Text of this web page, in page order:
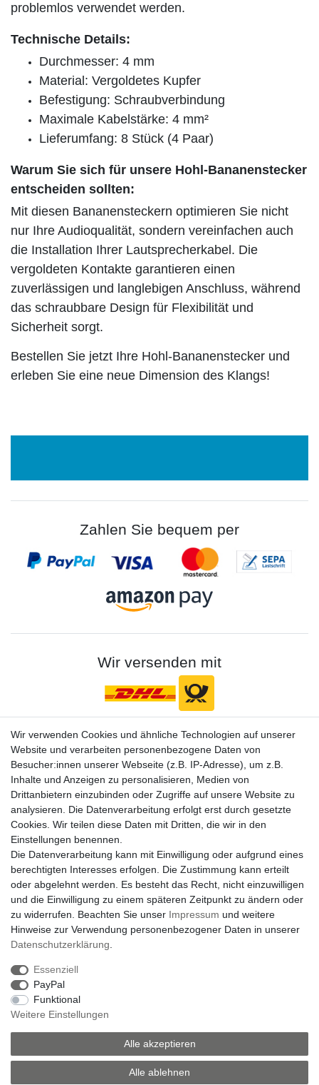
problemlos verwendet werden.
Technische Details:
Durchmesser: 4 mm
Material: Vergoldetes Kupfer
Befestigung: Schraubverbindung
Maximale Kabelstärke: 4 mm²
Lieferumfang: 8 Stück (4 Paar)
Warum Sie sich für unsere Hohl-Bananenstecker
entscheiden sollten:
Mit diesen Bananensteckern optimieren Sie nicht
nur Ihre Audioqualität, sondern vereinfachen auch
die Installation Ihrer Lautsprecherkabel. Die
vergoldeten Kontakte garantieren einen
zuverlässigen und langlebigen Anschluss, während
das schraubbare Design für Flexibilität und
Sicherheit sorgt.
Bestellen Sie jetzt Ihre Hohl-Bananenstecker und
erleben Sie eine neue Dimension des Klangs!
Zahlen Sie bequem per
Wir versenden mit
Gerne halten wir sie auf dem Laufenden
VORNAME NACHNAME
E-MAIL **
Newsletter
Honig
Hiermit bestätige ich, dass ich die
Einwilligung kann ich jederzeit widerrufen.**
Abonnieren
** Hierbei handelt es sich um ein Pflichtfeld.
Barrierefreiheitserklärung
Vertrag widerrufen
Versand Elektrogesetz Bedienungsanleitung
Wir verwenden Cookies und ähnliche Technologien auf unserer
Website und verarbeiten personenbezogene Daten von
Besucher:innen unserer Webseite (z.B. IP-Adresse), um z.B.
Inhalte und Anzeigen zu personalisieren, Medien von
Drittanbietern einzubinden oder Zugriffe auf unsere Website zu
analysieren. Die Datenverarbeitung erfolgt erst durch gesetzte
Cookies. Wir teilen diese Daten mit Dritten, die wir in den
Einstellungen benennen.
Die Datenverarbeitung kann mit Einwilligung oder aufgrund eines
berechtigten Interesses erfolgen. Die Zustimmung kann erteilt
oder abgelehnt werden. Es besteht das Recht, nicht einzuwilligen
und die Einwilligung zu einem späteren Zeitpunkt zu ändern oder
zu widerrufen. Beachten Sie unser Impressum und weitere
Hinweise zur Verwendung personenbezogener Daten in unserer
Daten­schutz­erklärung
Essenziell
PayPal
Funktional
Weitere Einstellungen
Alle akzeptieren
Alle ablehnen